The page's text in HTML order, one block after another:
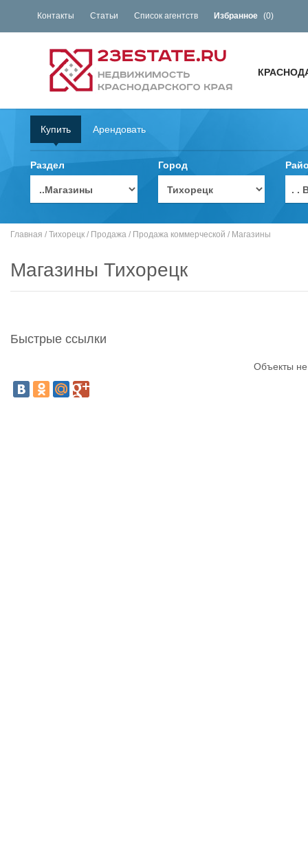
Контакты Статьи Список агентств Избранное (0)
Купить Арендовать
Раздел Город
. .
Главная / Тихорецк / Продажа / Продажа коммерческой / Магазины
Магазины Тихорецк
Быстрые ссылки
Объекты